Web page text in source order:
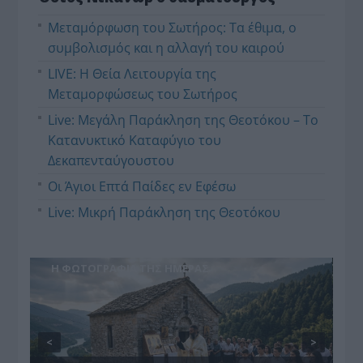
Μεταμόρφωση του Σωτήρος: Τα έθιμα, ο
συμβολισμός και η αλλαγή του καιρού
LIVE: Η Θεία Λειτουργία της
Μεταμορφώσεως του Σωτήρος
Live: Μεγάλη Παράκληση της Θεοτόκου – Το
Κατανυκτικό Καταφύγιο του
Δεκαπενταύγουστου
Οι Άγιοι Επτά Παίδες εν Εφέσω
Live: Μικρή Παράκληση της Θεοτόκου
Η ΦΩΤΟΓΡΑΦΊΑ ΤΗΣ ΗΜΈΡΑΣ
< >